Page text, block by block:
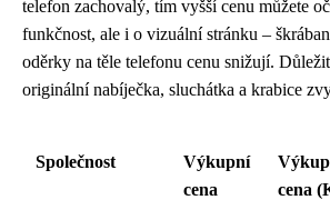
telefon zachovalý, tím vyšší cenu můžete
funkčnost, ale i o vizuální stránku –
oděrky na těle telefonu cenu snižují.
originální nabíječka, sluchátka a krabice
Společnost
Výkupní
cena
cena